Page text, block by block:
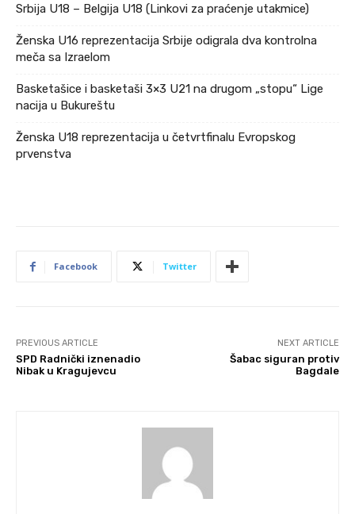
Srbija U18 – Belgija U18 (Linkovi za praćenje utakmice)
Ženska U16 reprezentacija Srbije odigrala dva kontrolna
meča sa Izraelom
Basketašice i basketaši 3×3 U21 na drugom „stopu“ Lige
nacija u Bukureštu
Ženska U18 reprezentacija u četvrtfinalu Evropskog
prvenstva
Facebook Twitter
PREVIOUS ARTICLE
SPD Radnički iznenadio
Nibak u Kragujevcu
NEXT ARTICLE
Šabac siguran protiv
Bagdale